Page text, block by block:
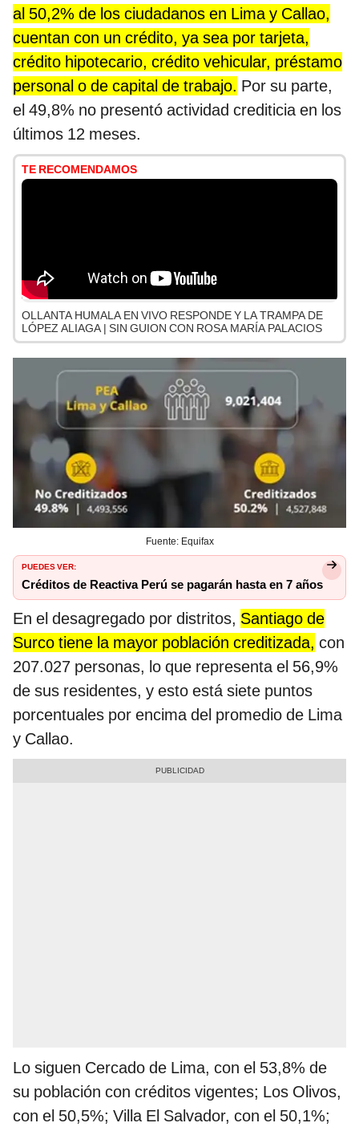
al 50,2% de los ciudadanos en Lima y Callao,
cuentan con un crédito, ya sea por tarjeta,
crédito hipotecario, crédito vehicular, préstamo
personal o de capital de trabajo. Por su parte,
el 49,8% no presentó actividad crediticia en los
últimos 12 meses.
TE RECOMENDAMOS
OLLANTA HUMALA EN VIVO RESPONDE Y LA TRAMPA DE
LÓPEZ ALIAGA | SIN GUION CON ROSA MARÍA PALACIOS
Fuente: Equifax
PUEDES VER:
Créditos de Reactiva Perú se pagarán hasta en 7 años
En el desagregado por distritos, Santiago de
Surco tiene la mayor población creditizada, con
207.027 personas, lo que representa el 56,9%
de sus residentes, y esto está siete puntos
porcentuales por encima del promedio de Lima
y Callao.
Lo siguen Cercado de Lima, con el 53,8% de
su población con créditos vigentes; Los Olivos,
con el 50,5%; Villa El Salvador, con el 50,1%;